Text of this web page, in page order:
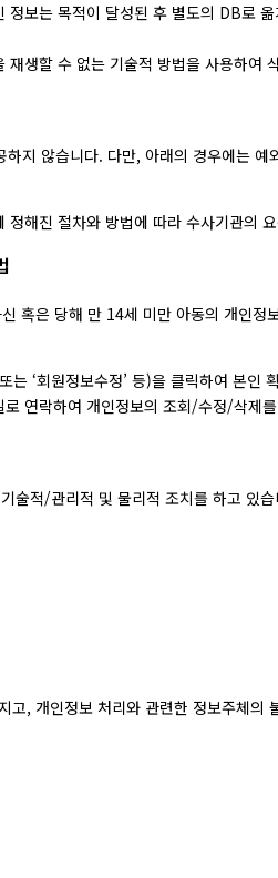
보는 목적이 달성된 후 별도의 DB로
생할 수 없는 기술적 방법을 사용하여
지 않습니다. 다만, 아래의 경우에는 예
해진 절차와 방법에 따라 수사기관의
혹은 당해 만 14세 미만 아동의 개인
는 ‘회원정보수정’ 등)을 클릭하여 본인
연락하여 개인정보의 조회/수정/삭제
술적/관리적 및 물리적 조치를 하고 있습
, 개인정보 처리와 관련한 정보주체의